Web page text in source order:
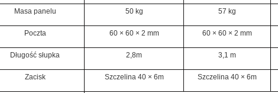
Masa panelu 50 kg 57 kg
Poczta 60 × 60 × 2 mm 60 × 60 × 2 mm
Długość słupka 2,8m 3,1 m
Zacisk Szczelina 40 × 6m Szczelina 40 × 6m